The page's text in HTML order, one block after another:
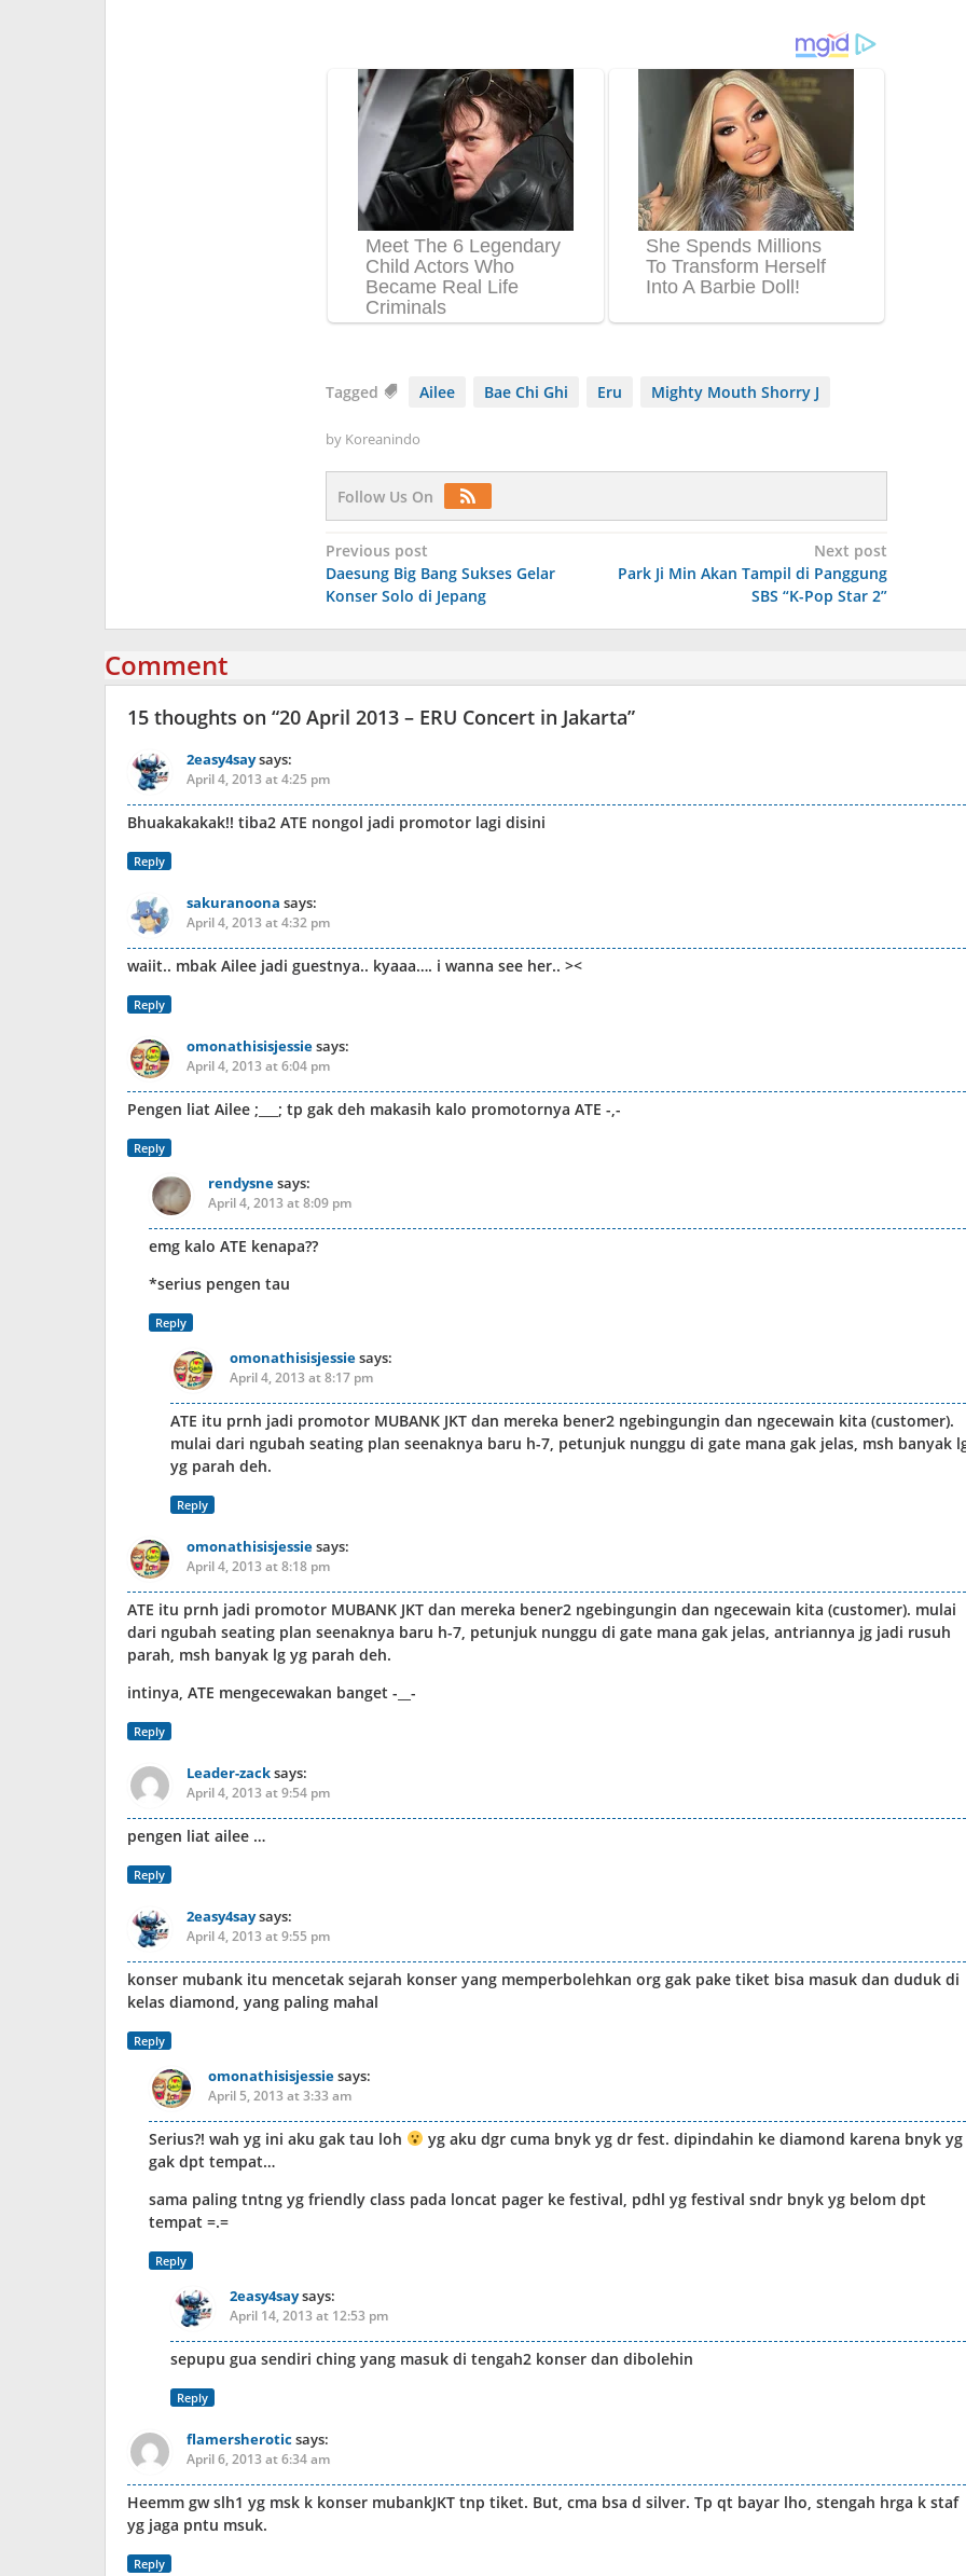
Tagged Ailee Bae Chi Ghi Eru Mighty Mouth Shorry J
by Koreanindo
Follow Us On
Post
navigation
Previous post
Daesung Big Bang Sukses Gelar
Konser Solo di Jepang
Next post
Park Ji Min Akan Tampil di Panggung
SBS “K-Pop Star 2”
Comment
15 thoughts on “20 April 2013 – ERU Concert in Jakarta”
2easy4saysays:
April 4, 2013 at 4:25 pm
Bhuakakakak!! tiba2 ATE nongol jadi promotor lagi disini
Reply
sakuranoona says:
April 4, 2013 at 4:32 pm
waiit.. mbak Ailee jadi guestnya.. kyaaa…. i wanna see her.. ><
Reply
omonathisisjessiesays:
April 4, 2013 at 6:04 pm
Pengen liat Ailee ;___; tp gak deh makasih kalo promotornya ATE -,-
Reply
rendysnesays:
April 4, 2013 at 8:09 pm
emg kalo ATE kenapa??
*serius pengen tau
Reply
omonathisisjessiesays:
April 4, 2013 at 8:17 pm
ATE itu prnh jadi promotor MUBANK JKT dan mereka bener2 ngebingungin dan ngecewain kita (customer).
mulai dari ngubah seating plan seenaknya baru h-7, petunjuk nunggu di gate mana gak jelas, msh banyak
yg parah deh.
Reply
omonathisisjessiesays:
April 4, 2013 at 8:18 pm
ATE itu prnh jadi promotor MUBANK JKT dan mereka bener2 ngebingungin dan ngecewain kita (customer). mulai
dari ngubah seating plan seenaknya baru h-7, petunjuk nunggu di gate mana gak jelas, antriannya jg jadi rusuh
parah, msh banyak lg yg parah deh.
intinya, ATE mengecewakan banget -__-
Reply
Leader-zacksays:
April 4, 2013 at 9:54 pm
pengen liat ailee …
Reply
2easy4saysays:
April 4, 2013 at 9:55 pm
konser mubank itu mencetak sejarah konser yang memperbolehkan org gak pake tiket bisa masuk dan duduk di
kelas diamond, yang paling mahal
Reply
omonathisisjessiesays:
April 5, 2013 at 3:33 am
Serius?! wah yg ini aku gak tau loh
yg aku dgr cuma bnyk yg dr fest. dipindahin ke diamond karena bnyk yg
gak dpt tempat…
sama paling tntng yg friendly class pada loncat pager ke festival, pdhl yg festival sndr bnyk yg belom dpt
tempat =.=
Reply
2easy4saysays:
April 14, 2013 at 12:53 pm
sepupu gua sendiri ching yang masuk di tengah2 konser dan dibolehin
Reply
flamersheroticsays:
April 6, 2013 at 6:34 am
Heemm gw slh1 yg msk k konser mubankJKT tnp tiket. But, cma bsa d silver. Tp qt bayar lho, stengah hrga k staf
yg jaga pntu msuk.
Reply